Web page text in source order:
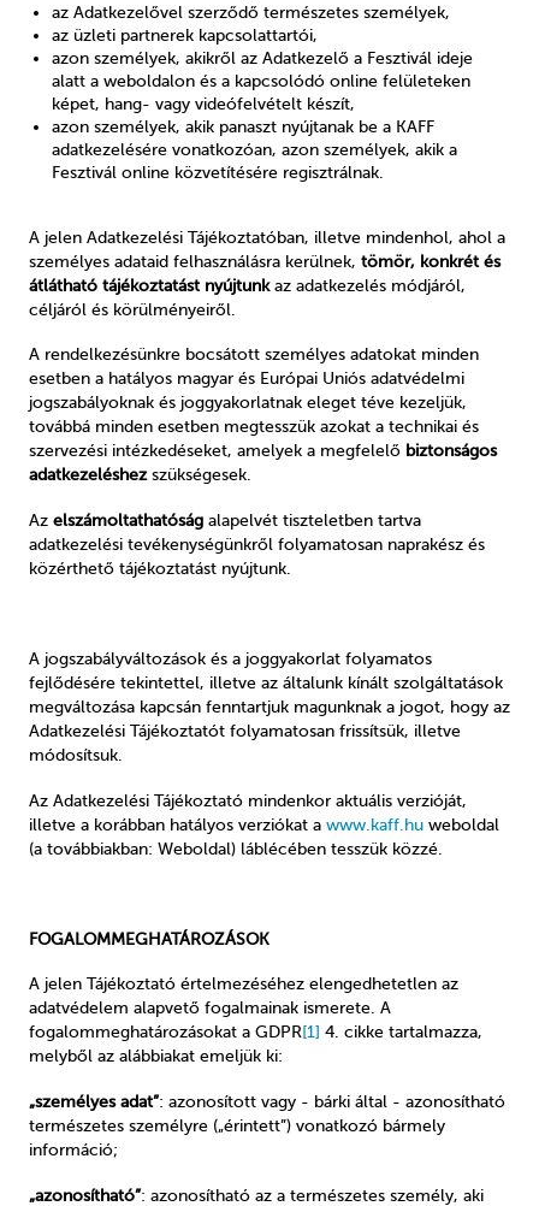
az Adatkezelővel szerződő természetes személyek,
az üzleti partnerek kapcsolattartói,
azon személyek, akikről az Adatkezelő a Fesztivál ideje
alatt a weboldalon és a kapcsolódó online felületeken
képet, hang- vagy videófelvételt készít,
azon személyek, akik panaszt nyújtanak be a KAFF
adatkezelésére vonatkozóan,azon személyek, akik a
Fesztivál online közvetítésére regisztrálnak.
A jelen Adatkezelési Tájékoztatóban, illetve mindenhol, ahol a
személyes adataid felhasználásra kerülnek, tömör, konkrét és
átlátható tájékoztatást nyújtunkaz adatkezelés módjáról,
céljáról és körülményeiről.
A rendelkezésünkre bocsátott személyes adatokat minden
esetben a hatályos magyar és Európai Uniós adatvédelmi
jogszabályoknak és joggyakorlatnak eleget téve kezeljük,
továbbá minden esetben megtesszük azokat a technikai és
szervezési intézkedéseket, amelyek a megfelelő biztonságos
adatkezeléshezszükségesek.
Az elszámoltathatóság alapelvét tiszteletben tartva
adatkezelési tevékenységünkről folyamatosan naprakész és
közérthető tájékoztatást nyújtunk.
A jogszabályváltozások és a joggyakorlat folyamatos
fejlődésére tekintettel, illetve az általunk kínált szolgáltatások
megváltozása kapcsán fenntartjuk magunknak a jogot, hogy az
Adatkezelési Tájékoztatót folyamatosan frissítsük, illetve
módosítsuk.
Az Adatkezelési Tájékoztató mindenkor aktuális verzióját,
illetve a korábban hatályos verziókat a www.kaff.hu weboldal
(a továbbiakban: Weboldal) láblécében tesszük közzé.
FOGALOMMEGHATÁROZÁSOK
A jelen Tájékoztató értelmezéséhez elengedhetetlen az
adatvédelem alapvető fogalmainak ismerete. A
fogalommeghatározásokat a GDPR[1] 4. cikke tartalmazza,
melyből az alábbiakat emeljük ki:
„személyes adat”: azonosított vagy - bárki által - azonosítható
természetes személyre („érintett”) vonatkozó bármely
információ;
„azonosítható”: azonosítható az a természetes személy, aki